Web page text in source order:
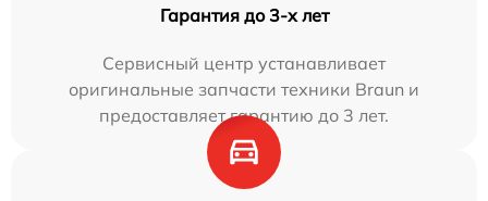
Гарантия до 3-х лет
Сервисный центр устанавливает
оригинальные запчасти техники Braun и
предоставляет гарантию до 3 лет.